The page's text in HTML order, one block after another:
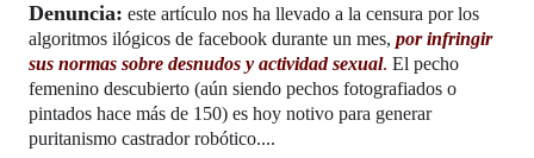
Denuncia: este artículo nos ha llevado a la censura por los
algoritmos ilógicos de facebook durante un mes, por infringir
sus normas sobre desnudos y actividad sexual. El pecho
femenino descubierto (aún siendo pechos fotografiados o
pintados hace más de 150) es hoy notivo para generar
puritanismo castrador robótico....